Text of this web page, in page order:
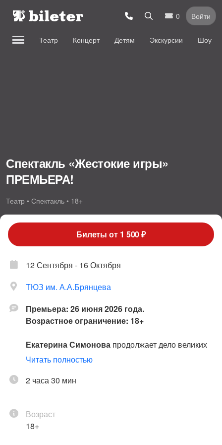
0 Войти
Театр Концерт Детям Экскурсии Шоу
Спектакль «Жестокие игры»
ПРЕМЬЕРА!
Театр • Спектакль • 18+
Билеты от 1 500 ₽
12 Сентября - 16 Октября
ТЮЗ им. А.А.Брянцева
Премьера: 26 июня 2026 года.
Возрастное ограничение: 18+
Екатерина Симонова продолжает дело великих
предков, чьи имена золотыми буквами вписаны в
прадед, Р.Н. Симонов, возглавлял
Р.Е. Симонов, –вахтанговец сегодняшнего дня.
Режиссерский талант Екатерины уже отмечен
Читать полностью
2 часа 30 мин
Возраст
18+